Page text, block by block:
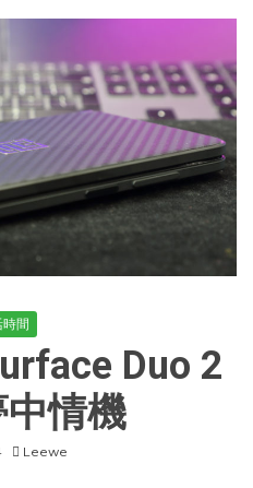
務
錯
誤
間
Duo 2
情機
Leewe